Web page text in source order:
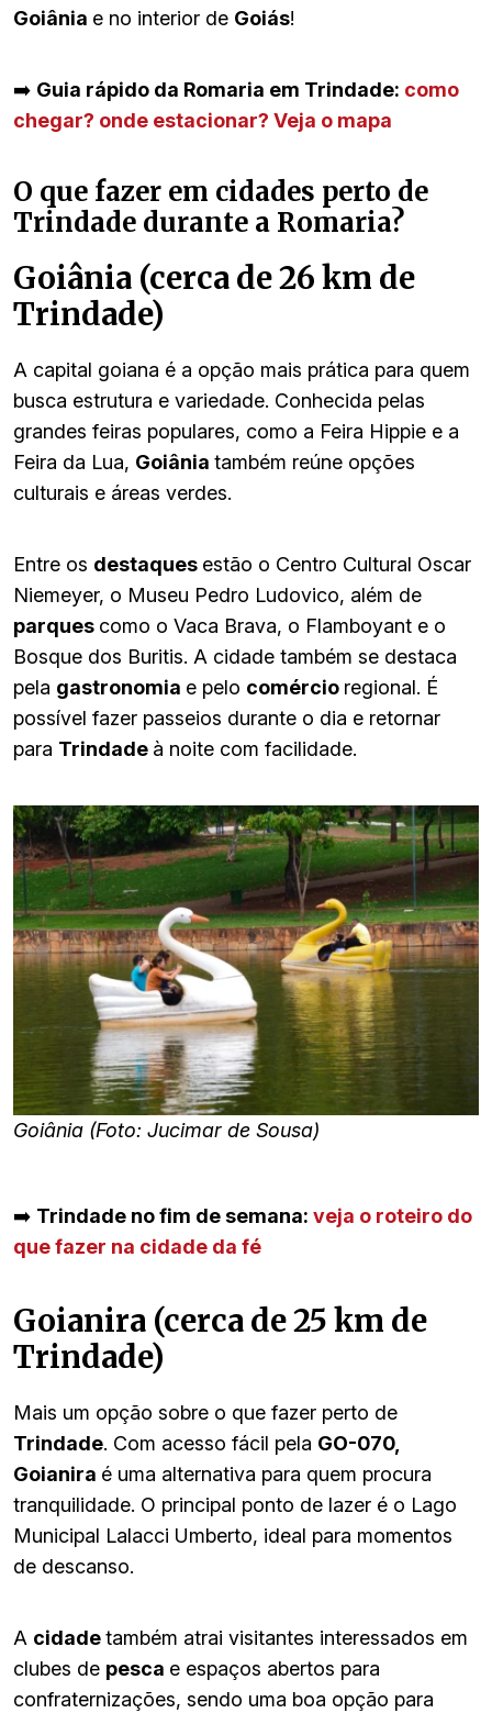
Goiânia e no interior de Goiás!
➡️ Guia rápido da Romaria em Trindade: como
chegar? onde estacionar? Veja o mapa
O que fazer em cidades perto de
Trindade durante a Romaria?
Goiânia (cerca de 26 km de
Trindade)
A capital goiana é a opção mais prática para quem
busca estrutura e variedade. Conhecida pelas
grandes feiras populares, como a Feira Hippie e a
Feira da Lua, Goiânia também reúne opções
culturais e áreas verdes.
Entre os destaques estão o Centro Cultural Oscar
Niemeyer, o Museu Pedro Ludovico, além de
parques como o Vaca Brava, o Flamboyant e o
Bosque dos Buritis. A cidade também se destaca
pela gastronomia e pelo comércio regional. É
possível fazer passeios durante o dia e retornar
para Trindade à noite com facilidade.
Goiânia (Foto: Jucimar de Sousa)
➡️ Trindade no fim de semana: veja o roteiro do
que fazer na cidade da fé
Goianira (cerca de 25 km de
Trindade)
Mais um opção sobre o que fazer perto de
Trindade. Com acesso fácil pela GO-070,
Goianira é uma alternativa para quem procura
tranquilidade. O principal ponto de lazer é o Lago
Municipal Lalacci Umberto, ideal para momentos
de descanso.
A cidadetambém atrai visitantes interessados em
clubes de pesca e espaços abertos para
confraternizações, sendo uma boa opção para